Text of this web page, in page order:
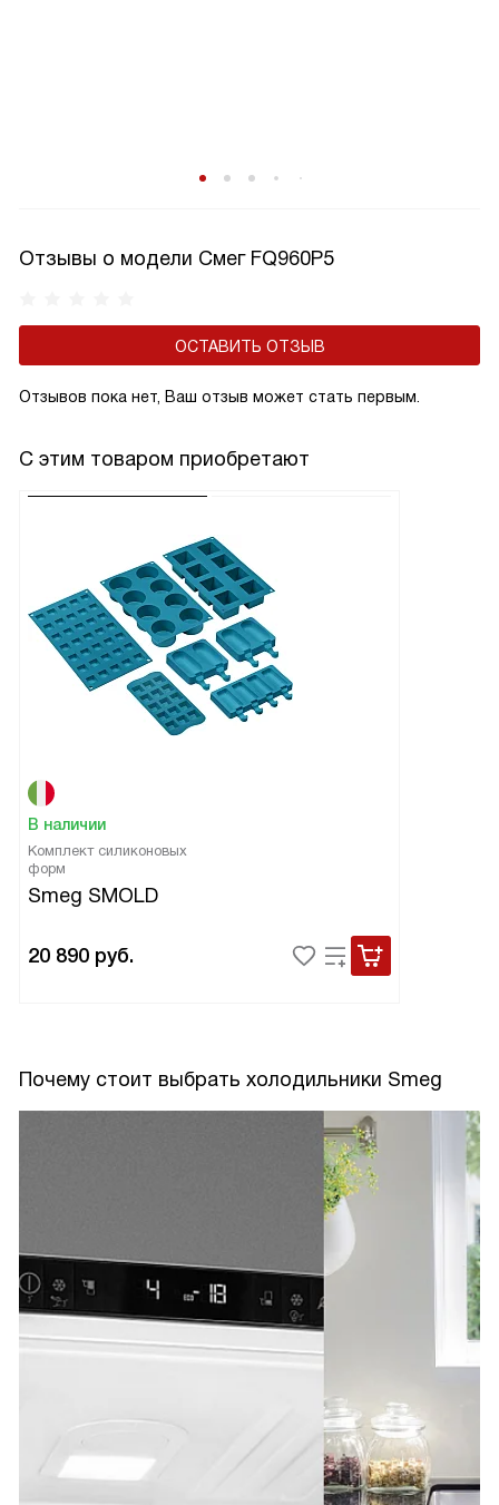
Отзывы о модели Смег FQ960P5
ОСТАВИТЬ ОТЗЫВ
Отзывов пока нет, Ваш отзыв может стать первым.
С этим товаром приобретают
В наличии
Комплект силиконовых
форм
Smeg SMOLD
20 890 руб.
Почему стоит выбрать холодильники Smeg